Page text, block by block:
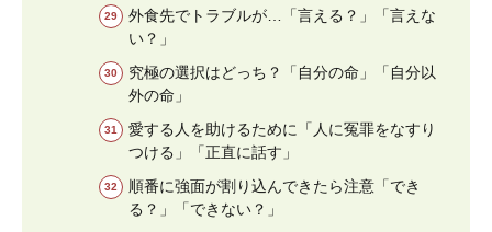
外食先でトラブルが…「言える？」「言えな
い？」
究極の選択はどっち？「自分の命」「自分以
外の命」
愛する人を助けるために「人に冤罪をなすり
つける」「正直に話す」
順番に強面が割り込んできたら注意「でき
る？」「できない？」